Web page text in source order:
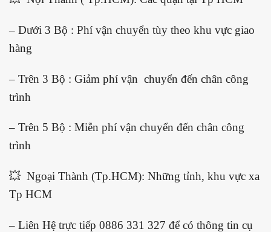
– Dưới 3 Bộ : Phí vận chuyển tùy theo khu vực giao
hàng
– Trên 3 Bộ : Giảm phí vận chuyển đến chân công
trình
– Trên 5 Bộ : Miễn phí vận chuyển đến chân công
trình
💥 Ngoại Thành (Tp.HCM): Những tỉnh, khu vực xa
Tp HCM
– Liên Hệ trực tiếp 0886 331 327 để có thông tin cụ